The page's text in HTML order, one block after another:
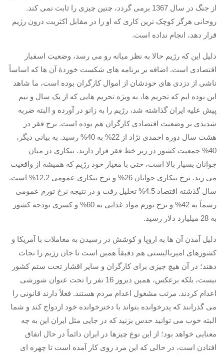
اقلیت
IMT گرایش بین المللی مارکسیستی
SWP حزب کارگر سوسیالیست
آنارشیست ها
مارکسیسم
لنینیسم
استالینیسم
آنارکو سندیکالیسم
آموزش مارکسیستی
اجتماعی
زنان
ملیت ها
تاریخی
شبکه همبستگی کارگری
تحلیل
حاکمیت
از جنگ در سال 1367 برمی گردد، چنین چیزی را ثابت نمی کند.
روحانی هرگز کوچک ترین کاری که او را در مقابل اکثریت درون رژیم
قرار دهد، انجام نداده است.
دلیل این که رژیم حالا به نظر میانه رو می رسد، وضعیت اسفبار
اقتصادی است. اضافه بر برنامه های شکست خوردۀ آن ها که اساساً
ناشی از دزدی های خودشان از اموال کارگران بوده است، ما شاهد
این بوده ایم که تحریم ها، به ویژه تحریم هایی که از یک سال و نیم
پیش علیه ایران گذاشته شد، رژیم را به زانو در آورده و البته ضربه
شدیدی بر وضعیت اقتصادی کارگران هم بوده است. نرخ فقر در
هشت سال دوره احمدی نژاد از 22% به 40% رسید. به بیانی دیگر،
40%
جمعیت کشور در زیر خط فقر قرار دارند. بیکاری در میان
جوانان بسیار بالا است، حتی با معیار خود رژیم که همیشه از واقعیت
می زند. نرخ بیکاری جوانان 26% و نرخ بیکاری عمومی 12.2% است.
سال گذشته اقتصاد 4.5%
تحلیل رفت و در نتیجه نرخ تورم عمومی
رسماً به 42% و نرخ تورم مواد غذایی به 60%
و کسری بودجه کشور
به 28 میلیارد دلار رسید.
دلیل آمدن آن ها به اروپا و کوشش در رسیدن به معاملات با آمریکا و
کشورهای امپریالیستی هم دقیقاً همین است تا جان رژیم را نجات
دهند؛ در آن هیچ چیزی برای کارگران و سایر اقشار تحت ستم کشور
نیست، بلکه برعکس، همین دیروز 16 نفر را تحت عنوان شورشی
اعدام کردند. مرتب مشغول اعدام مردم هستند. فعلاً دارند قانونی را
می گذرانند که پدرخوانده بتواند با دخترخوانده خود ازدواج کند و شما
البته خوب می توانید حدس بزنید که در جایی مثل ایران این به چه
معنایی خواهد بود؛ از این نوع چیزها در ایران دائماً در حال اتفاق
افتادن است، در حالی که این مرد روی کار آمده است تا چهره ای